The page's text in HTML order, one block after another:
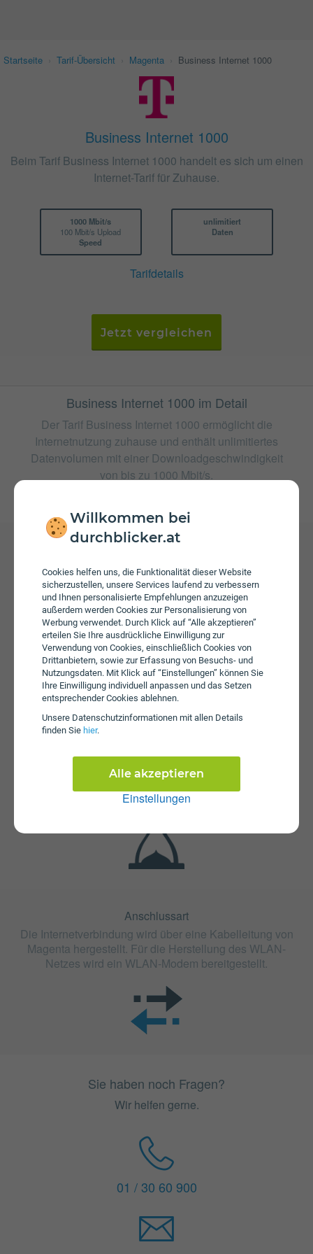
Willkommen bei
durchblicker.at
Cookies helfen uns, die Funktionalität dieser Website
sicherzustellen, unsere Services laufend zu verbessern
und Ihnen personalisierte Empfehlungen anzuzeigen
außerdem werden Cookies zur Personalisierung von
Werbung verwendet. Durch Klick auf “Alle akzeptieren”
erteilen Sie Ihre ausdrückliche Einwilligung zur
Verwendung von Cookies, einschließlich Cookies von
Drittanbietern, sowie zur Erfassung von Besuchs- und
Nutzungsdaten. Mit Klick auf “Einstellungen” können Sie
Ihre Einwilligung individuell anpassen und das Setzen
entsprechender Cookies ablehnen.
Unsere Daten­schutz­informationen mit allen Details
finden Sie hier.
Einstellungen
Alle akzeptieren
Startseite Tarif-Übersicht Magenta Business Internet 1000
Business Internet 1000
Beim Tarif Business Internet 1000 handelt es sich um einen
Internet-Tarif für Zuhause.
1000 Mbit/s
100 Mbit/s Upload
Speed
unlimitiert
Daten
Tarifdetails
Jetzt vergleichen
Business Internet 1000 im Detail
Der Tarif Business Internet 1000 ermöglicht die
Internetnutzung zuhause und enthält unlimitiertes
Datenvolumen mit einer Downloadgeschwindigkeit
von bis zu 1000 Mbit/s.
Gebühren
Beim Tarif Business Internet 1000 fallen monatliche
Gebühren von € 124,90 an.
Fristen
mit 24 Monaten Bindung erhältlich. Die Kündigungsfrist
beträgt 3 Monate.
Anschlussart
Die Internetverbindung wird über eine Kabelleitung von
Magenta hergestellt. Für die Herstellung des WLAN-
Netzes wird ein WLAN-Modem bereitgestellt.
Sie haben noch Fragen?
Wir helfen gerne.
01 / 30 60 900